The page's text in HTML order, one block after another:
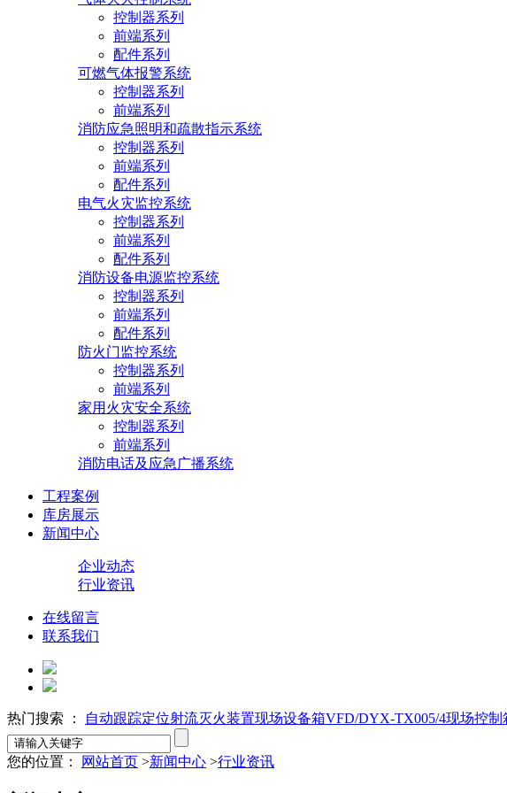
控制器系列
前端系列
配件系列
可燃气体报警系统
控制器系列
前端系列
消防应急照明和疏散指示系统
控制器系列
前端系列
配件系列
电气火灾监控系统
控制器系列
前端系列
配件系列
消防设备电源监控系统
控制器系列
前端系列
配件系列
防火门监控系统
控制器系列
前端系列
家用火灾安全系统
控制器系列
前端系列
消防电话及应急广播系统
工程案例
库房展示
新闻中心
企业动态
行业资讯
在线留言
联系我们
热门搜索 ： 自动跟踪定位射流灭火装置现场设备箱VFD/DYX-TX005/4现场控制
您的位置： 网站首页 >新闻中心 >行业资讯